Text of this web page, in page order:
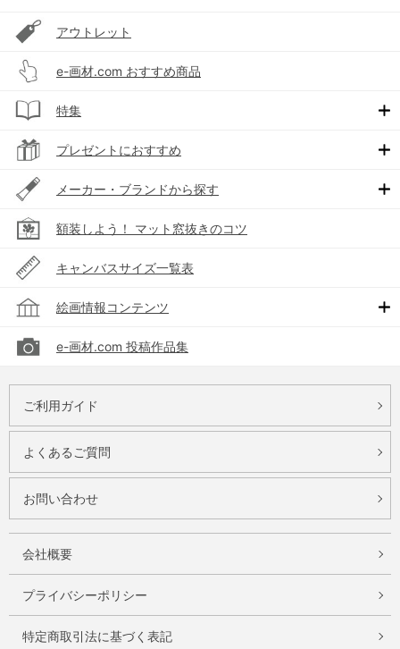
アウトレット
e-画材.com おすすめ商品
特集
プレゼントにおすすめ
メーカー・ブランドから探す
額装しよう！ マット窓抜きのコツ
キャンバスサイズ一覧表
絵画情報コンテンツ
e-画材.com 投稿作品集
ご利用ガイド
よくあるご質問
お問い合わせ
会社概要
プライバシーポリシー
特定商取引法に基づく表記